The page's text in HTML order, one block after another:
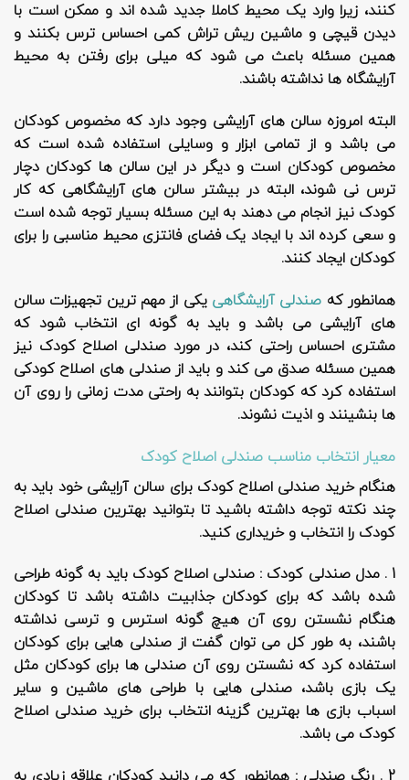
کنند، زیرا وارد یک محیط کاملا جدید شده اند و ممکن است با
دیدن قیچی و ماشین ریش تراش کمی احساس ترس بکنند و
همین مسئله باعث می شود که میلی برای رفتن به محیط
آرایشگاه ها نداشته باشند.
البته امروزه سالن های آرایشی وجود دارد که مخصوص کودکان
می باشد و از تمامی ابزار و وسایلی استفاده شده است که
مخصوص کودکان است و دیگر در این سالن ها کودکان دچار
ترس نی شوند، البته در بیشتر سالن های آرایشگاهی که کار
کودک نیز انجام می دهند به این مسئله بسیار توجه شده است
و سعی کرده اند با ایجاد یک فضای فانتزی محیط مناسبی را برای
کودکان ایجاد کنند.
همانطور که صندلی آرایشگاهی یکی از مهم ترین تجهیزات سالن
های آرایشی می باشد و باید به گونه ای انتخاب شود که
مشتری احساس راحتی کند، در مورد صندلی اصلاح کودک نیز
همین مسئله صدق می کند و باید از صندلی های اصلاح کودکی
استفاده کرد که کودکان بتوانند به راحتی مدت زمانی را روی آن
ها بنشینند و اذیت نشوند.
معیار انتخاب مناسب صندلی اصلاح کودک
هنگام خرید صندلی اصلاح کودک برای سالن آرایشی خود باید به
چند نکته توجه داشته باشید تا بتوانید بهترین صندلی اصلاح
کودک را انتخاب و خریداری کنید.
1 . مدل صندلی کودک :
صندلی اصلاح کودک باید به گونه طراحی
شده باشد که برای کودکان جذابیت داشته باشد تا کودکان
هنگام نشستن روی آن هیچ گونه استرس و ترسی نداشته
باشند، به طور کل می توان گفت از صندلی هایی برای کودکان
استفاده کرد که نشستن روی آن صندلی ها برای کودکان مثل
یک بازی باشد، صندلی هایی با طراحی های ماشین و سایر
اسباب بازی ها بهترین گزینه انتخاب برای خرید صندلی اصلاح
کودک می باشد.